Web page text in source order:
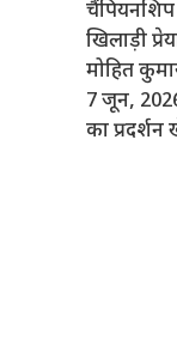
चैंपियनशिप
खिलाड़ी
मोहित
7 जून, 2026
का